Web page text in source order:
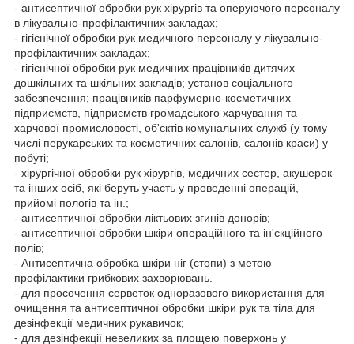
- антисептичної обробки рук хірургів та оперуючого персоналу
в лікувально-профілактичних закладах;
- гігієнічної обробки рук медичного персоналу у лікувально-
профілактичних закладах;
- гігієнічної обробки рук медичних працівників дитячих
дошкільних та шкільних закладів; установ соціального
забезпечення; працівників парфумерно-косметичних
підприємств, підприємств громадського харчування та
харчової промисловості, об'єктів комунальних служб (у тому
числі перукарських та косметичних салонів, салонів краси) у
побуті;
- хірургічної обробки рук хірургів, медичних сестер, акушерок
та інших осіб, які беруть участь у проведенні операцій,
прийомі пологів та ін.;
- антисептичної обробки ліктьових згинів донорів;
- антисептичної обробки шкіри операційного та ін'єкційного
полів;
- Антисептична обробка шкіри ніг (стопи) з метою
профілактики грибкових захворювань.
- для просочення серветок одноразового використання для
очищення та антисептичної обробки шкіри рук та тіла для
дезінфекції медичних рукавичок;
- для дезінфекції невеликих за площею поверхонь у